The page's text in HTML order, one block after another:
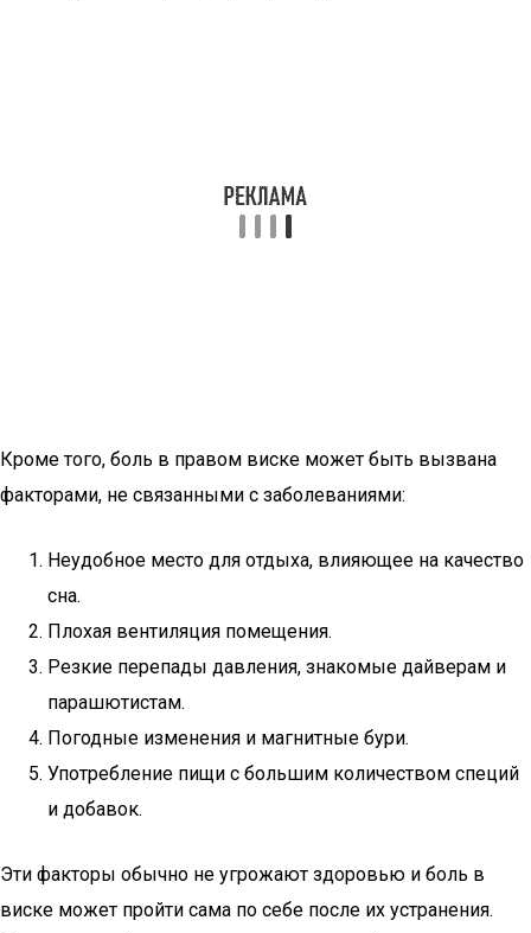
Кроме того, боль в правом виске может быть вызвана
факторами, не связанными с заболеваниями:
Неудобное место для отдыха, влияющее на качество
сна.
Плохая вентиляция помещения.
Резкие перепады давления, знакомые дайверам и
парашютистам.
Погодные изменения и магнитные бури.
Употребление пищи с большим количеством специй
и добавок.
Эти факторы обычно не угрожают здоровью и боль в
виске может пройти сама по себе после их устранения.